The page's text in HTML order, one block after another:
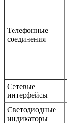
Телефонные
соединения
Сетевые
интерфейсы
Светодиодные
индикаторы